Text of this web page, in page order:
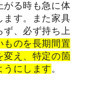
がる時も急に体
ます。また家具
ず、必ず持ち上
ものを長期間置
変え、特定の箇
うにします。